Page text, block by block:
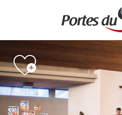
principal